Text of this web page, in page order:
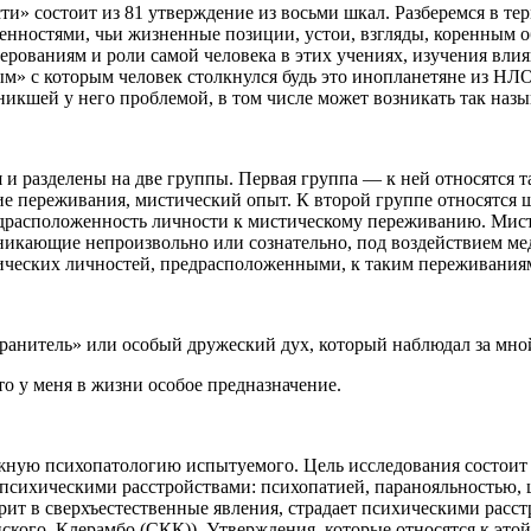
состоит из 81 утверждение из восьми шкал. Разберемся в
чьи жизненные позиции, устои, взгляды, коренным
и роли самой человека в этих учениях, изучения
с которым человек столкнулся будь это инопланетяне из
у него проблемой, в том числе может возникать так
разделены на две группы. Первая группа — к ней
переживания, мистический опыт. К второй группе
личности к мистическому переживанию.
непроизвольно или сознательно, под воздействием
личностей, предрасположенными, к таким
или особый дружеский дух, который наблюдал за
у меня в жизни особое предназначение.
психопатологию испытуемого. Цель исследования
расстройствами: психопатией,
в сверхъестественные явления, страдает психическими